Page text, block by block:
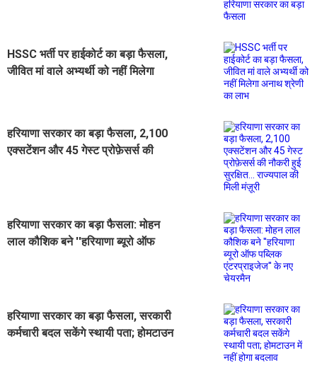
HSSC भर्ती पर हाईकोर्ट का बड़ा फैसला,
जीवित मां वाले अभ्यर्थी को नहीं मिलेगा
हरियाणा सरकार का बड़ा फैसला, 2,100
एक्सटेंशन और 45 गेस्ट प्रोफ़ेसर्स की
हरियाणा सरकार का बड़ा फैसला: मोहन
लाल कौशिक बने ''हरियाणा ब्यूरो ऑफ
हरियाणा सरकार का बड़ा फैसला, सरकारी
कर्मचारी बदल सकेंगे स्थायी पता; होमटाउन